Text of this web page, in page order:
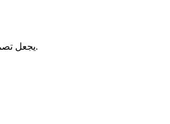
يجعل تصميم الإخراج هذا التحرير بديهيًا: احتفظ بالهدف، واحتفظ بالمتبقي، وامزج الاثنين، أو عالج كل مسار بشكل مختلف لتحقيق تحكم سينمائي.